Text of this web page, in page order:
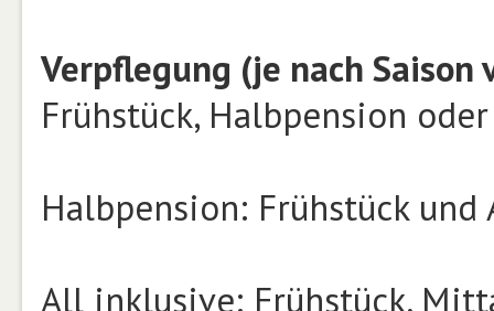
Verpflegung (je nach Saison
Frühstück, Halbpension
Halbpension: Frühstück und
All inklusive: Frühstück,